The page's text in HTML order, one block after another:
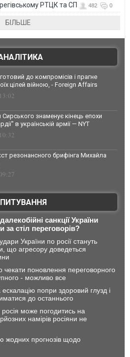
РТЦК та СП 482 0
БІЛЬШЕ
до компромісів і прагне
цілей війною, - Foreign Affairs
Сирського знаменує кінець епохи
в українській армії — NYT
резонансного брифінга Михайла
санкції України
за стіл переговорів?
України по росії стануть
що агресору доведеться
чекати поновлення переговорного
- можливо все
попри здоровий глузд і
до останнього
може погодитись на
намірів росіяни не
жодних прогнозів щодо